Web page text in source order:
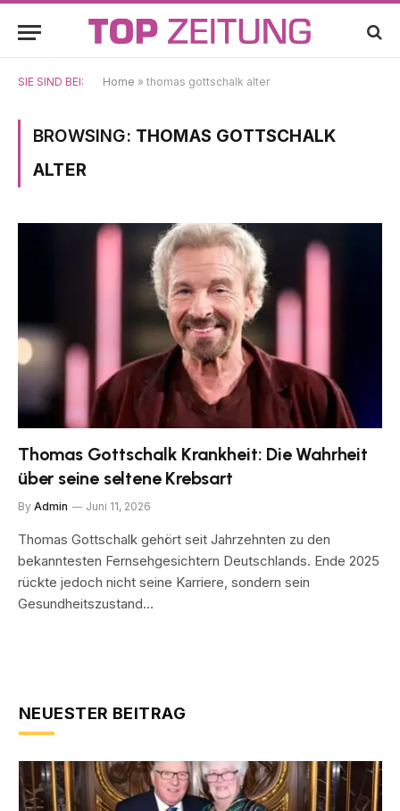
SIE SIND BEI: Home » thomas gottschalk alter
BROWSING: THOMAS GOTTSCHALK
ALTER
Thomas Gottschalk Krankheit: Die Wahrheit
über seine seltene Krebsart
By Admin Juni 11, 2026
Thomas Gottschalk gehört seit Jahrzehnten zu den
bekanntesten Fernsehgesichtern Deutschlands. Ende 2025
rückte jedoch nicht seine Karriere, sondern sein
Gesundheitszustand…
NEUESTER BEITRAG